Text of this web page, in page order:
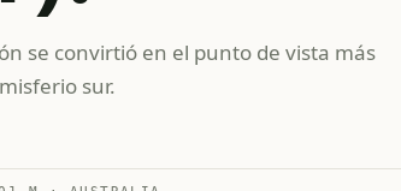
se convirtió en el punto de vista más
sur.